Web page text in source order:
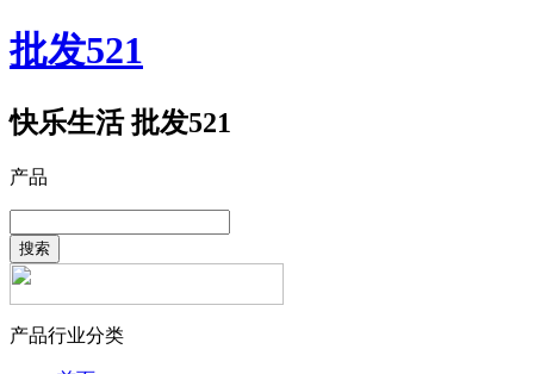
批发521
快乐生活 批发521
产品
搜索
产品行业分类